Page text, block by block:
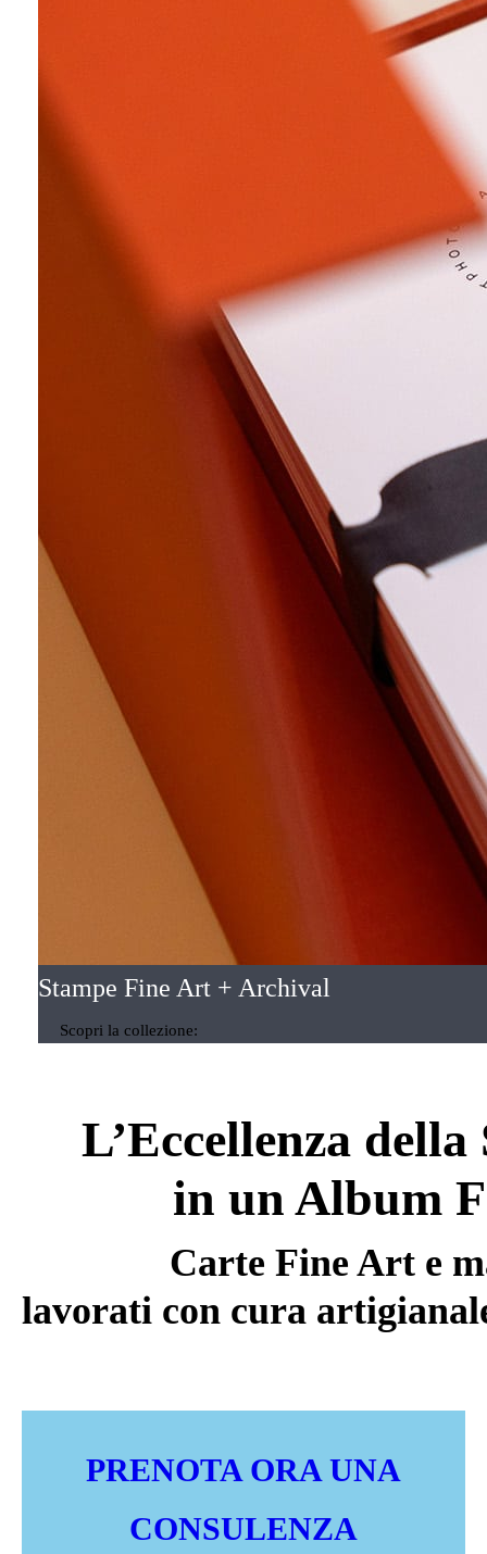
Stampe Fine Art + Archival
Scopri la collezione:
L’Eccellenza
in un Album
Carte Fine Art e
lavorati con cura
PRENOTA ORA UNA
CONSULENZA